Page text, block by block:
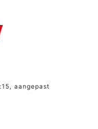
aangepast